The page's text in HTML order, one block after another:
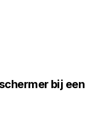
bij een